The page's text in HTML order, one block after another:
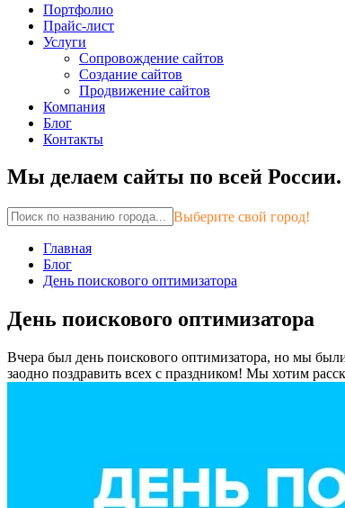
Портфолио
Прайс-лист
Услуги
Сопровождение сайтов
Создание сайтов
Продвижение сайтов
Компания
Блог
Контакты
Мы делаем сайты по всей России.
Выберите свой город!
Главная
Блог
День поискового оптимизатора
День поискового оптимизатора
Вчера был день поискового оптимизатора, но мы
заодно поздравить всех с праздником! Мы хотим